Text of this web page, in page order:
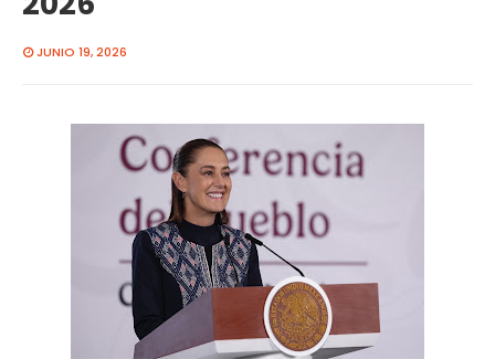
JUNIO 19, 2026